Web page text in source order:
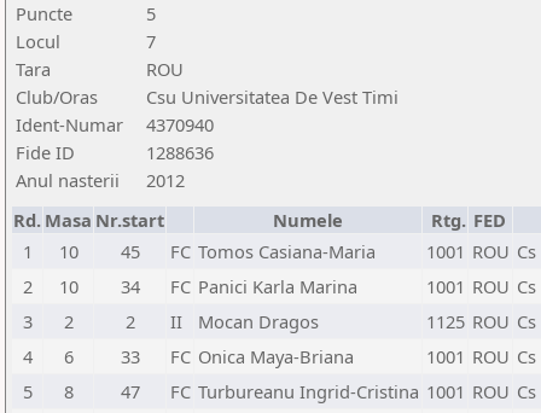
Puncte
5
Locul
7
Tara
ROU
Club/Oras
Csu Universitatea De Vest Timi
Ident-Numar
4370940
Fide ID
1288636
Anul nasterii
2012
Rd. Masa Nr.start Numele Rtg. FED
1
10 45 FC Tomos Casiana-Maria 1001 ROU
2
10 34 FC Panici Karla Marina 1001 ROU
3
2 2 II Mocan Dragos 1125 ROU
4
6 33 FC Onica Maya-Briana 1001 ROU
5
8 47 FC Turbureanu Ingrid-Cristina 1001 ROU